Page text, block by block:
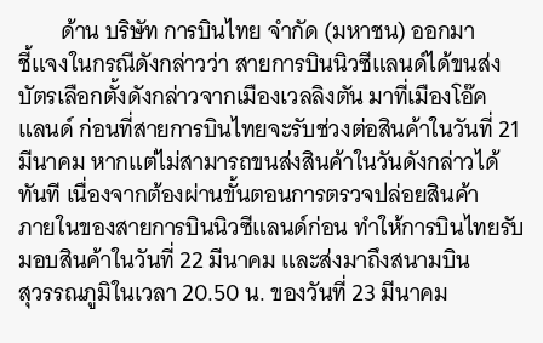
ด้าน บริษัท การบินไทย จำกัด (มหาชน) ออกมา
ชี้แจงในกรณีดังกล่าวว่า สายการบินนิวซีแลนด์ได้ขนส่ง
บัตรเลือกตั้งดังกล่าวจากเมืองเวลลิงตัน มาที่เมืองโอ๊ค
แลนด์ ก่อนที่สายการบินไทยจะรับช่วงต่อสินค้าในวันที่ 21
มีนาคม หากแต่ไม่สามารถขนส่งสินค้าในวันดังกล่าวได้
ทันที เนื่องจากต้องผ่านขั้นตอนการตรวจปล่อยสินค้า
ภายในของสายการบินนิวซีแลนด์ก่อน ทำให้การบินไทยรับ
มอบสินค้าในวันที่ 22 มีนาคม และส่งมาถึงสนามบิน
สุวรรณภูมิในเวลา 20.50 น. ของวันที่ 23 มีนาคม